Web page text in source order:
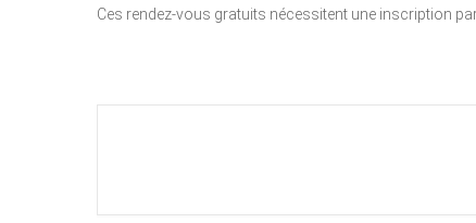
Ces rendez-vous gratuits nécessitent une inscription